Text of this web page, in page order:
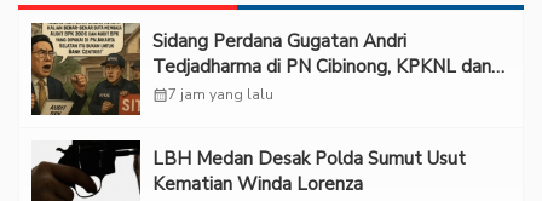
Sidang Perdana Gugatan Andri
Tedjadharma di PN Cibinong, KPKNL dan
PUPN Mangkir
calendar_month7 jam yang lalu
LBH Medan Desak Polda Sumut Usut
Kematian Winda Lorenza